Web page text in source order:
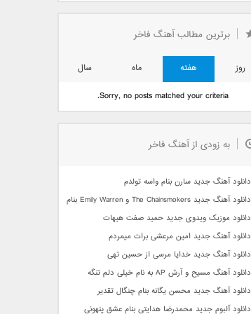
بانی بنام قرص قمر 2
یاسینی بنام دورترین نزدیک
برترین مطالب آهنگ فاخر
روز هفته ماه
سال
Sorry, no posts matched your criteria.
به زودی از آهنگ فاخر
دانلود آهنگ جدید سارن بنام واسه تولدم
دانلود آهنگ جدید The Chainsmokers و Emily Warren بنام Side Effects
دانلود موزیک ویدوی جدید حمید صفت هیهات
دانلود آهنگ جدید امین مرعشی برات میمردم
دانلود آهنگ جدید خدایا مرسی از حسین تهی
دانلود آهنگ مسیح و آرش AP به نام خیلی دلم تنگه
دانلود آهنگ جدید محسن یگانه بنام چنگال تقدیر
دانلود آلبوم جدید محمدرضا هدایتی بنام عشق پنهونی